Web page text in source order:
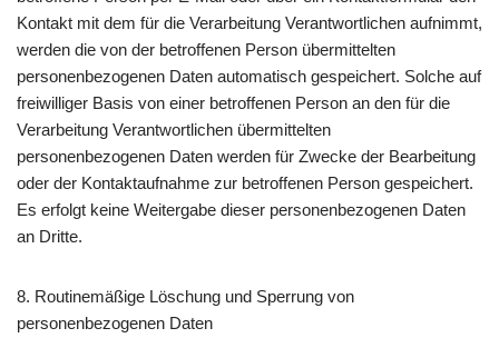
Kontakt mit dem für die Verarbeitung Verantwortlichen aufnimmt,
werden die von der betroffenen Person übermittelten
personenbezogenen Daten automatisch gespeichert. Solche auf
freiwilliger Basis von einer betroffenen Person an den für die
Verarbeitung Verantwortlichen übermittelten
personenbezogenen Daten werden für Zwecke der Bearbeitung
oder der Kontaktaufnahme zur betroffenen Person gespeichert.
Es erfolgt keine Weitergabe dieser personenbezogenen Daten
an Dritte.
8. Routinemäßige Löschung und Sperrung von
personenbezogenen Daten